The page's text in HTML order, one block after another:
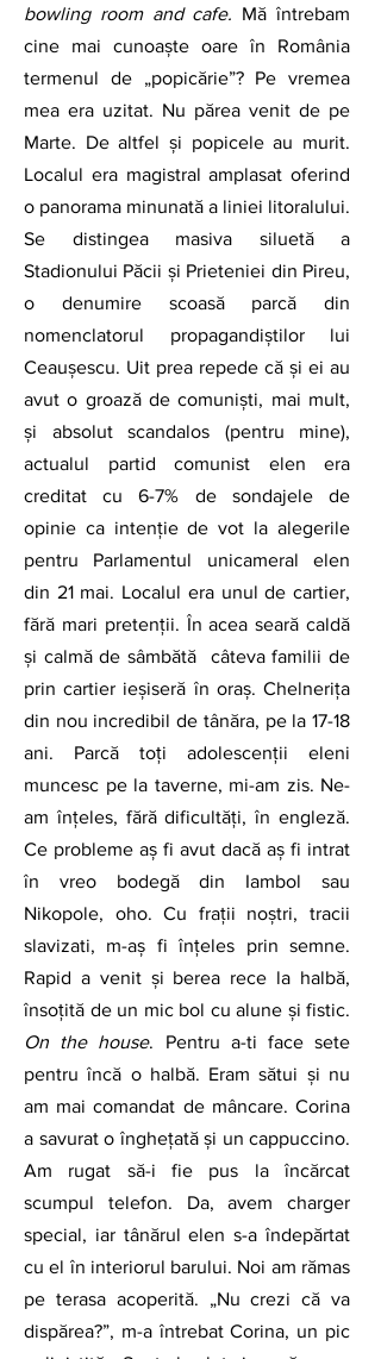
bowling room and cafe. Mă întrebam
cine mai cunoaște oare în România
termenul de „popicărie”? Pe vremea
mea era uzitat. Nu părea venit de pe
Marte. De altfel și popicele au murit.
Localul era magistral amplasat oferind
o panorama minunată a liniei litoralului.
Se distingea masiva siluetă a
Stadionului Păcii și Prieteniei din Pireu,
o denumire scoasă parcă din
nomenclatorul propagandiștilor lui
Ceaușescu. Uit prea repede că și ei au
avut o groază de comuniști, mai mult,
și absolut scandalos (pentru mine),
actualul partid comunist elen era
creditat cu 6-7% de sondajele de
opinie ca intenție de vot la alegerile
pentru Parlamentul unicameral elen
din 21 mai. Localul era unul de cartier,
fără mari pretenții. În acea seară caldă
și calmă de sâmbătă  câteva familii de
prin cartier ieșiseră în oraș. Chelnerița
din nou incredibil de tânăra, pe la 17-18
ani. Parcă toți adolescenții eleni
muncesc pe la taverne, mi-am zis. Ne-
am înțeles, fără dificultăți, în engleză.
Ce probleme aș fi avut dacă aș fi intrat
în vreo bodegă din Iambol sau
Nikopole, oho. Cu frații noștri, tracii
slavizati, m-aș fi înțeles prin semne.
Rapid a venit și berea rece la halbă,
On the house. Pentru a-ti face sete
pentru încă o halbă. Eram sătui și nu
am mai comandat de mâncare. Corina
a savurat o înghețată și un cappuccino.
Am rugat să-i fie pus la încărcat
scumpul telefon. Da, avem charger
special, iar tânărul elen s-a îndepărtat
cu el în interiorul barului. Noi am rămas
pe terasa acoperită. „Nu crezi că va
dispărea?”, m-a întrebat Corina, un pic